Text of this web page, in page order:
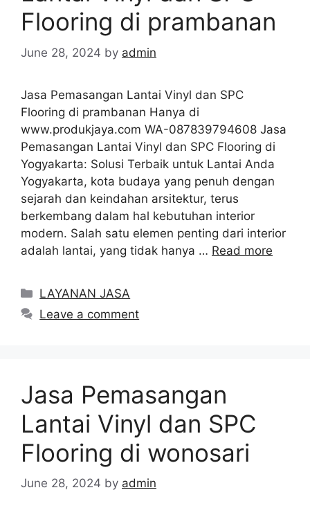
Flooring di prambanan
June 28, 2024 by admin
Jasa Pemasangan Lantai Vinyl dan SPC
Flooring di prambanan Hanya di
www.produkjaya.com WA-087839794608 Jasa
Pemasangan Lantai Vinyl dan SPC Flooring di
Yogyakarta: Solusi Terbaik untuk Lantai Anda
Yogyakarta, kota budaya yang penuh dengan
sejarah dan keindahan arsitektur, terus
berkembang dalam hal kebutuhan interior
modern. Salah satu elemen penting dari interior
adalah lantai, yang tidak hanya … Read more
Categories
LAYANAN JASA
Leave a comment
Jasa Pemasangan
Lantai Vinyl dan SPC
Flooring di wonosari
June 28, 2024 by admin